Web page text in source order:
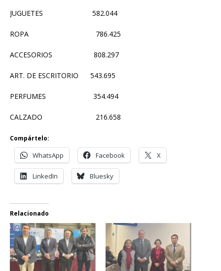
JUGUETES 582.044
ROPA 786.425
ACCESORIOS 808.297
ART. DE ESCRITORIO 543.695
PERFUMES 354.494
CALZADO 216.658
Compártelo:
WhatsApp Facebook X
LinkedIn Bluesky
Relacionado